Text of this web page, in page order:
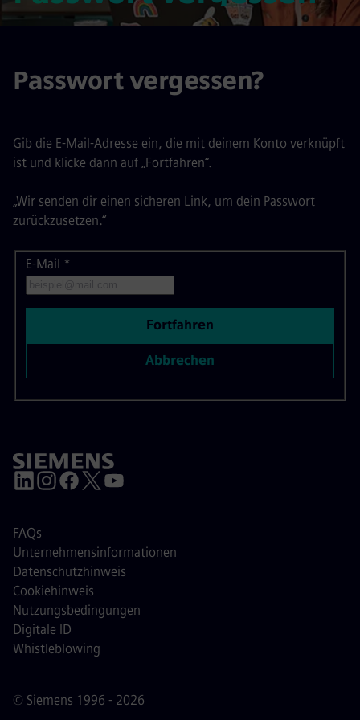
Passwort vergessen?
Gib die E-Mail-Adresse ein, die mit deinem Konto verknüpft
ist und klicke dann auf „Fortfahren“.
„Wir senden dir einen sicheren Link, um dein Passwort
zurückzusetzen.“
Passwort mit deiner E-Mail zurücksetzen
E-Mail *
Abbrechen
Fortfahren
© Siemens 1996 - 2026
FAQs
Unternehmensinformationen
Datenschutzhinweis
Cookiehinweis
Nutzungsbedingungen
Digitale ID
Whistleblowing